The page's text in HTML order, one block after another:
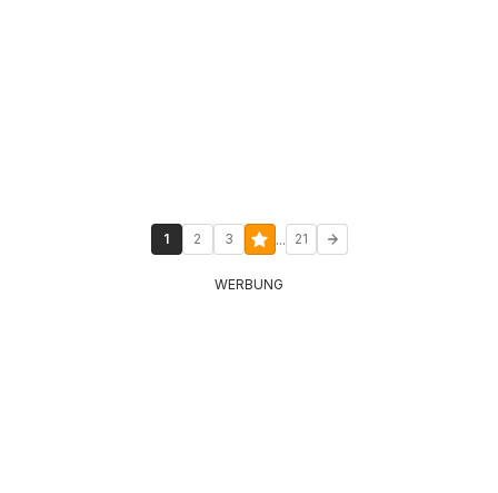
1 2 3 ... 21
WERBUNG